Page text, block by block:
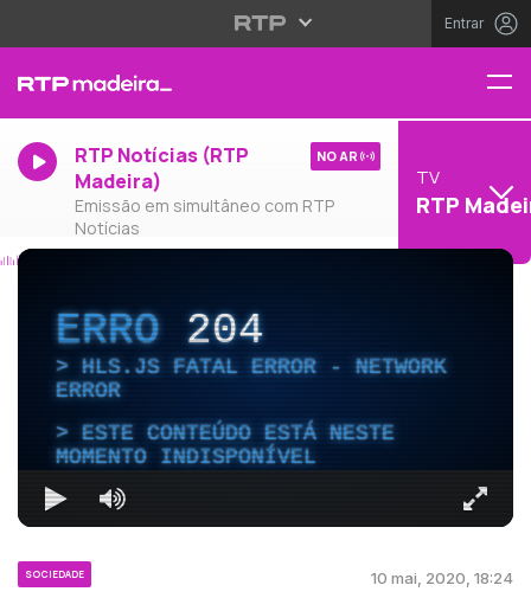
Entrar
RTP Notícias (RTP
Madeira)
Emissão em simultâneo com RTP
Notícias
NO AR
TV
RTP
ERRO204
HLS.JS FATAL ERROR - NETWORK
ERROR
ESTE CONTEÚDO ESTÁ NESTE
MOMENTO INDISPONÍVEL
SOCIEDADE 10 mai, 2020, 18:24